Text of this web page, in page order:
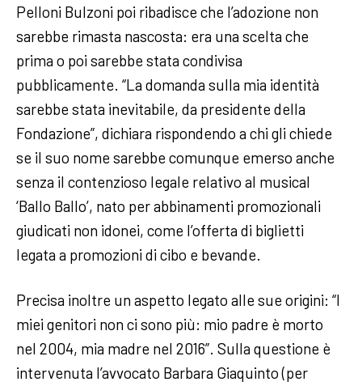
Pelloni Bulzoni poi ribadisce che l’adozione non
sarebbe rimasta nascosta: era una scelta che
prima o poi sarebbe stata condivisa
pubblicamente. “La domanda sulla mia identità
sarebbe stata inevitabile, da presidente della
Fondazione”, dichiara rispondendo a chi gli chiede
se il suo nome sarebbe comunque emerso anche
senza il contenzioso legale relativo al musical
‘Ballo Ballo’, nato per abbinamenti promozionali
giudicati non idonei, come l’offerta di biglietti
legata a promozioni di cibo e bevande.
Precisa inoltre un aspetto legato alle sue origini: “I
miei genitori non ci sono più: mio padre è morto
nel 2004, mia madre nel 2016”. Sulla questione è
intervenuta l’avvocato Barbara Giaquinto (per